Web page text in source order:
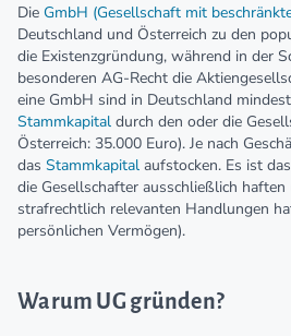
Die GmbH (Gesellschaft mit
Deutschland und Österreich zu den
die Existenzgründung, während in der
besonderen AG-Recht die
eine GmbH sind in Deutschland
Stammkapital durch den oder die
Österreich: 35.000 Euro). Je nach
das Stammkapital aufstocken. Es ist
die Gesellschafter ausschließlich
strafrechtlich relevanten Handlungen
persönlichen Vermögen).
Warum UG gründen?